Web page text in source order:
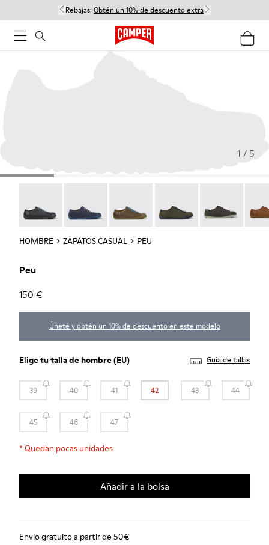
Rebajas: Obtén un 10% de descuento extra
1 / 5
HOMBRE ZAPATOS CASUAL PEU
Peu
150 €
Únete y obtén un 10% de descuento en este modelo
Elige tutalla de hombre(EU) Guía de tallas
39 40 41 42 43 44
45 46 47
*Quedan pocas unidades
Añadir a la bolsa
Envío gratuito a partir de 50€